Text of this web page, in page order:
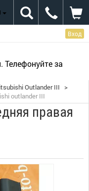
Вход
Телефонуйте за
Outlander III
>
outlander III
правая